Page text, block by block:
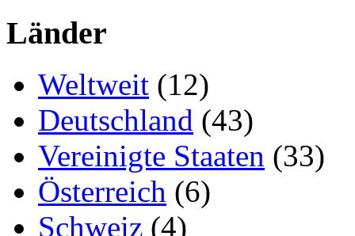
Länder
Weltweit (12)
Deutschland (43)
Vereinigte Staaten (33)
Österreich (6)
Schweiz (4)